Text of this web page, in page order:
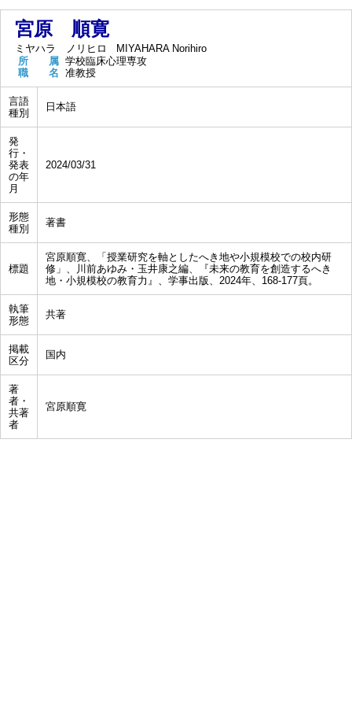
宮原 順寛
ミヤハラ ノリヒロ
MIYAHARA Norihiro
所 属 学校臨床心理専攻
職 名 准教授
言語
種別
日本語
発
行・
発表
の年
月
2024/03/31
形態
種別
著書
標題
宮原順寛、「授業研究を軸としたへき地や小規模校での校内研
修」、川前あゆみ・玉井康之編、『未来の教育を創造するへき
地・小規模校の教育力』、学事出版、2024年、168-177頁。
執筆
形態
共著
掲載
区分
国内
著
者・
共著
者
宮原順寛